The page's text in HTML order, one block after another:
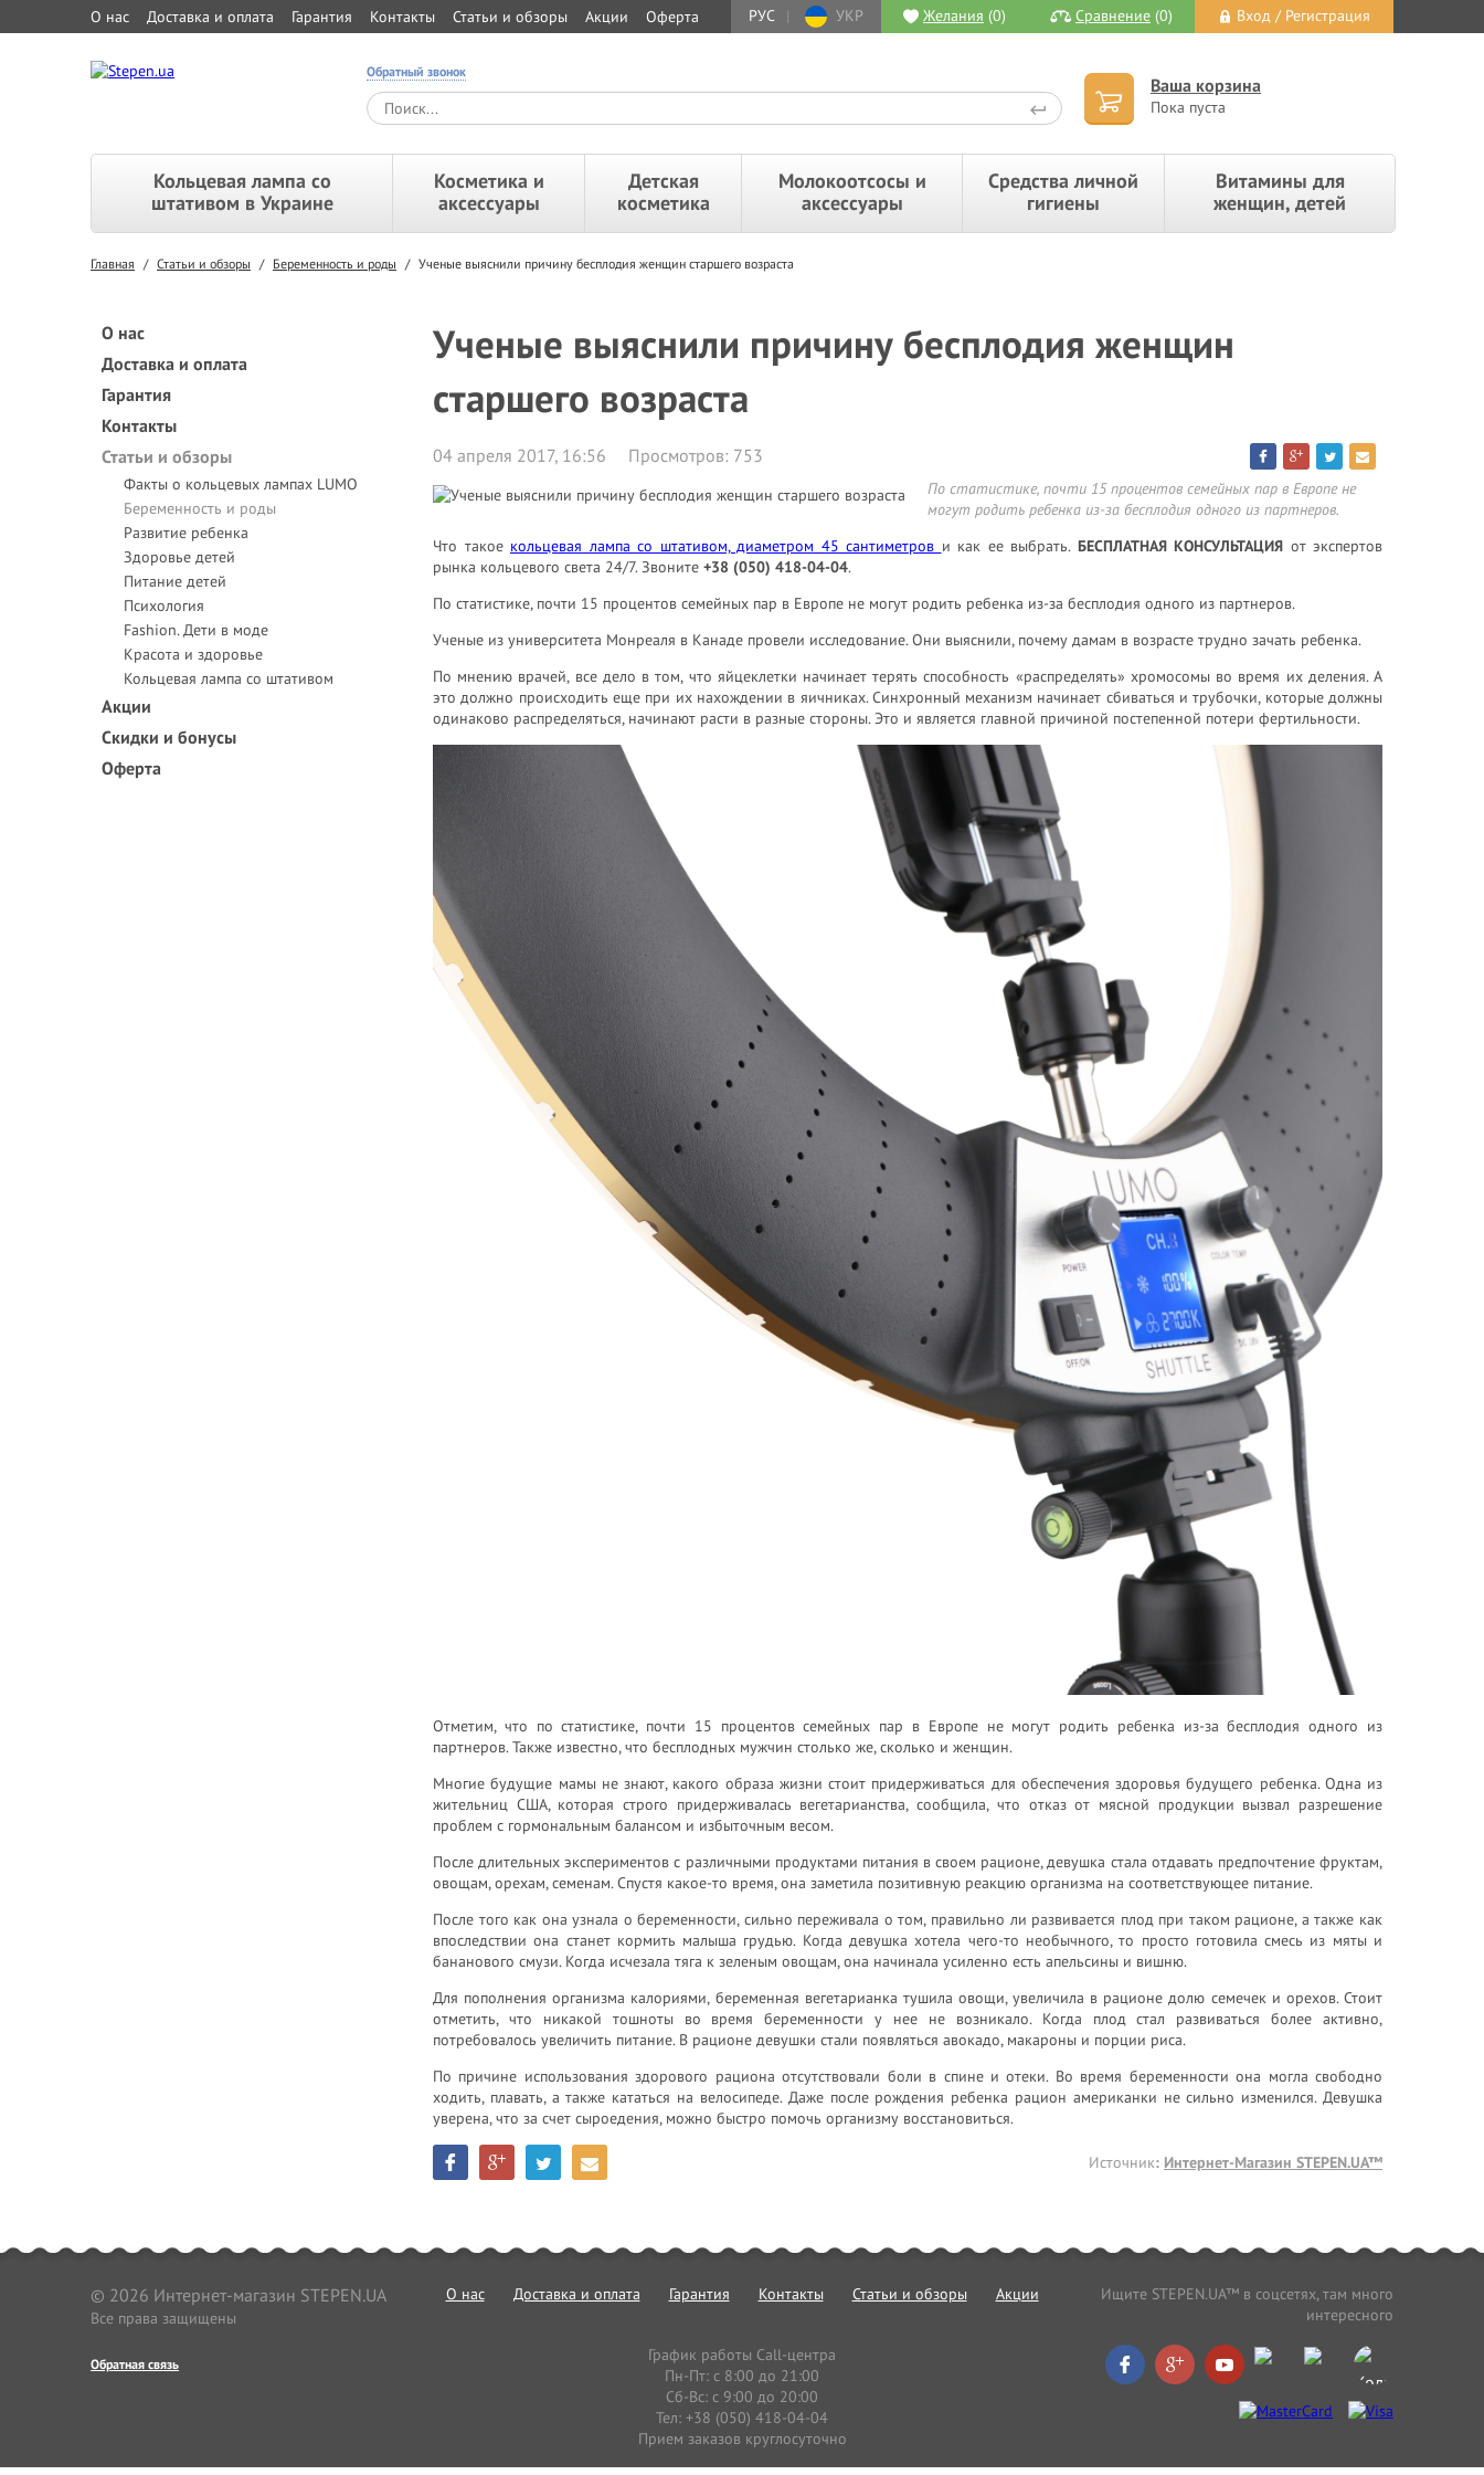
О нас Доставка и оплата Гарантия Контакты Статьи и обзоры Акции Оферта РУС | УКР Желания (0) Сравнение (0) Вход / Регистрация
Обратный звонок
Ваша корзина
Пока пуста
Кольцевая лампа со
штативом в Украине
Косметика и
аксессуары
Детская
косметика
Молокоотсосы и
аксессуары
Средства личной
гигиены
Витамины для
женщин, детей
Главная / Статьи и обзоры / Беременность и роды / Ученые выяснили причину бесплодия женщин старшего возраста
О нас
Доставка и оплата
Гарантия
Контакты
Статьи и обзоры
Факты о кольцевых лампах LUMO
Беременность и роды
Развитие ребенка
Здоровье детей
Питание детей
Психология
Fashion. Дети в моде
Красота и здоровье
Кольцевая лампа со штативом
Акции
Скидки и бонусы
Оферта
Ученые выяснили причину бесплодия женщин
старшего возраста
04 апреля 2017, 16:56 Просмотров: 753
По статистике, почти 15 процентов семейных пар в Европе не
могут родить ребенка из-за бесплодия одного из партнеров.
Что такое кольцевая лампа со штативом, диаметром 45 сантиметров и как ее выбрать. БЕСПЛАТНАЯ КОНСУЛЬТАЦИЯ от экспертов
рынка кольцевого света 24/7. Звоните +38 (050) 418-04-04.
По статистике, почти 15 процентов семейных пар в Европе не могут родить ребенка из-за бесплодия одного из партнеров.
Ученые из университета Монреаля в Канаде провели исследование. Они выяснили, почему дамам в возрасте трудно зачать ребенка.
По мнению врачей, все дело в том, что яйцеклетки начинает терять способность «распределять» хромосомы во время их деления. А
это должно происходить еще при их нахождении в яичниках. Синхронный механизм начинает сбиваться и трубочки, которые должны
одинаково распределяться, начинают расти в разные стороны. Это и является главной причиной постепенной потери фертильности.
Отметим, что по статистике, почти 15 процентов семейных пар в Европе не могут родить ребенка из-за бесплодия одного из
партнеров. Также известно, что бесплодных мужчин столько же, сколько и женщин.
Многие будущие мамы не знают, какого образа жизни стоит придерживаться для обеспечения здоровья будущего ребенка. Одна из
жительниц США, которая строго придерживалась вегетарианства, сообщила, что отказ от мясной продукции вызвал разрешение
проблем с гормональным балансом и избыточным весом.
После длительных экспериментов с различными продуктами питания в своем рационе, девушка стала отдавать предпочтение фруктам,
овощам, орехам, семенам. Спустя какое-то время, она заметила позитивную реакцию организма на соответствующее питание.
После того как она узнала о беременности, сильно переживала о том, правильно ли развивается плод при таком рационе, а также как
впоследствии она станет кормить малыша грудью. Когда девушка хотела чего-то необычного, то просто готовила смесь из мяты и
бананового смузи. Когда исчезала тяга к зеленым овощам, она начинала усиленно есть апельсины и вишню.
Для пополнения организма калориями, беременная вегетарианка тушила овощи, увеличила в рационе долю семечек и орехов. Стоит
отметить, что никакой тошноты во время беременности у нее не возникало. Когда плод стал развиваться более активно,
потребовалось увеличить питание. В рационе девушки стали появляться авокадо, макароны и порции риса.
По причине использования здорового рациона отсутствовали боли в спине и отеки. Во время беременности она могла свободно
ходить, плавать, а также кататься на велосипеде. Даже после рождения ребенка рацион американки не сильно изменился. Девушка
уверена, что за счет сыроедения, можно быстро помочь организму восстановиться.
Источник: Интернет-Магазин STEPEN.UA™
© 2026 Интернет-магазин STEPEN.UA
Все права защищены
Обратная связь
О нас Доставка и оплата Гарантия Контакты Статьи и обзоры Акции
График работы Call-центра
Пн-Пт: с 8:00 до 21:00
Сб-Вс: с 9:00 до 20:00
Тел: +38 (050) 418-04-04
Прием заказов круглосуточно
Ищите STEPEN.UA™ в соцсетях, там много
интересного